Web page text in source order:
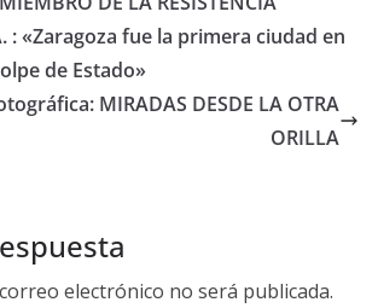
: «Zaragoza fue la primera ciudad en
de Estado»
MIRADAS DESDE LA OTRA
ORILLA
electrónico no será publicada.